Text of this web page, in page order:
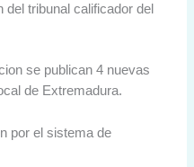
del tribunal calificador del
se publican 4 nuevas
de Extremadura.
por el sistema de